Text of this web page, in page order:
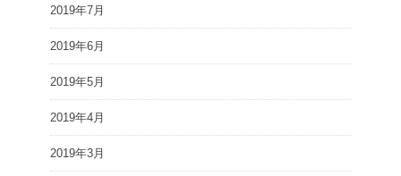
2019年7月
2019年6月
2019年5月
2019年4月
2019年3月